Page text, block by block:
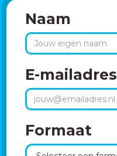
Naam
E-mailadres
Formaat